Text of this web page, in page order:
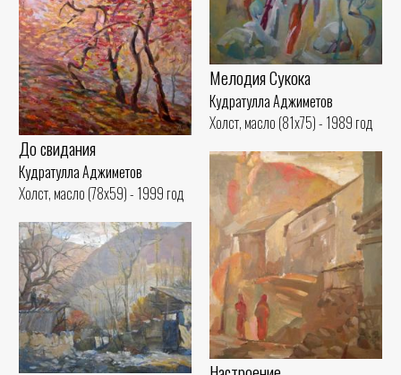
До свидания
Кудратулла Аджиметов
Холст, масло (78x59) - 1999 год
Мелодия Сукока
Кудратулла Аджиметов
Холст, масло (81x75) - 1989 год